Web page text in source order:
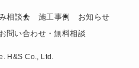
相談会 施工事例
お知らせ
お問い合わせ・無料相談
H&S Co., Ltd.